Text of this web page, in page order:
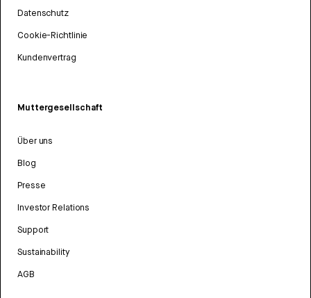
Datenschutz
Cookie-Richtlinie
Kundenvertrag
Muttergesellschaft
Über uns
Blog
Presse
Investor Relations
Support
Sustainability
AGB